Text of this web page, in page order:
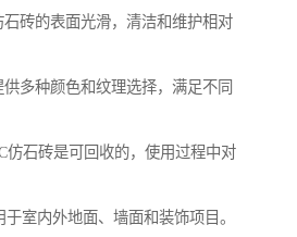
砖的表面光滑，清洁和维护相对
多种颜色和纹理选择，满足不同
石砖是可回收的，使用过程中对
室内外地面、墙面和装饰项目。